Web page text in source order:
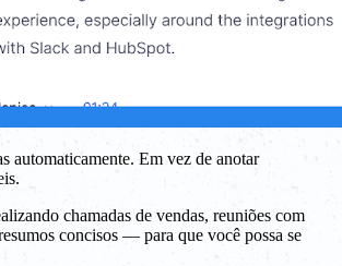
automaticamente. Em vez de anotar
chamadas de vendas, reuniões com
concisos — para que você possa se